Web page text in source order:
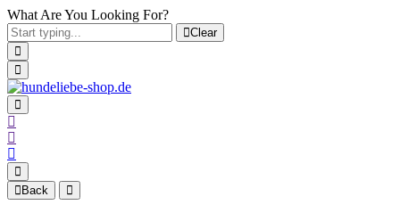
What Are You Looking For?
Clear
Back